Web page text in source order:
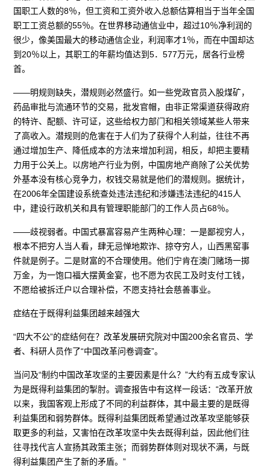
国职工人数的8％，但工资和工资外收入总额估算相当于当年全国
职工工资总额的55％。在世界移动通信业中，超过10％净利润的
很少，像美国最大的移动通信企业，利润率才1％，而在中国却达
到20％以上，其职工的年薪均值达到5．577万元，居各行业榜
首。
——明规则缺失，潜规则必然盛行。如一些党政官员入股煤矿，
药品审批与流通环节的交易，批发官帽，由非正常渠道获得政府
的特许、配额、许可证，这些给权力部门和相关领域某些人带来
了高收入。潜规则的危害在于人们为了获得个人利益，往往不再
通过增加生产、降低成本的方法来增加利润，相反，却把主要精
力用于公关上。以房地产行业为例，中国房地产商除了公关优势
外基本没有核心竞争力，权钱交易就是他们的潜规则。据统计，
在2006年全国建设系统查处违法违纪和涉嫌违法违纪的415人
中，建设行政机关和具有管理职能部门的工作人员占68％。
——歧视弱者。中国式暴富容易产生两种心理：一是鄙视穷人，
根本不把穷人当人看，肆无忌惮地欺诈、掠夺穷人，山西黑窑事
件就是例子。二是财富的不合理使用。他们宁肯在澳门赌场一掷
万金，为一饱口福大摆黄金宴，也不愿为农民工及时支付工钱，
不愿给被拆迁户以合理补偿，不愿支持社会慈善事业。
症结在于既得利益集团越来越强大
“四大不公”的症结何在？改革发展研究院对中国200余名官员、学
者、科研人员作了“中国改革问卷调查”。
当问及“制约中国改革攻坚的主要因素是什么？”大约有五成专家认
为是既得利益集团的掣肘。调查报告中有这样一段话：“改革开放
以来，我国客观上形成了不同的利益群体，其中最主要的是既得
利益集团和弱势群体。既得利益集团既希望通过改革攻坚能够获
取更多的利益，又害怕在改革攻坚中失去既得利益，因此他们往
往寻找代言人宣扬其政策主张；而弱势群体则对现状不满，与既
得利益集团产生了新的矛盾。”